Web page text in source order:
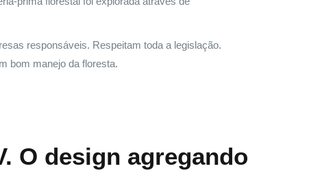
responsáveis. Respeitam toda a legislação.
bom manejo da floresta.
O design agregando